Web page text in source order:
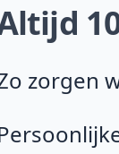
zorgen